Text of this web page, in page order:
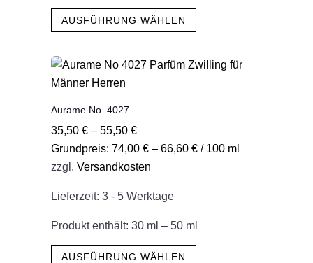
werden
AUSFÜHRUNG WÄHLEN
Dieses
mehrere
können
gewählt
werden
Aurame No. 4027
35,50€ –55,50€
Grundpreis:74,00€ –66,60€ / 100 ml
zzgl.Versandkosten
Lieferzeit:3 - 5 Werktage
Produkt enthält: 30 ml – 50 ml
AUSFÜHRUNG WÄHLEN
Dieses